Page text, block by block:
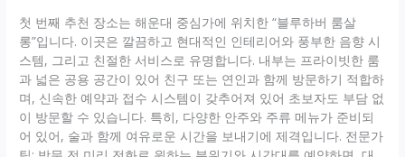
첫 번째 추천 장소는 해운대 중심가에 위치한 “블루하버 룸살
롱”입니다. 이곳은 깔끔하고 현대적인 인테리어와 풍부한 음향 시
스템, 그리고 친절한 서비스로 유명합니다. 내부는 프라이빗한 룸
과 넓은 공용 공간이 있어 친구 또는 연인과 함께 방문하기 적합하
며, 신속한 예약과 접수 시스템이 갖추어져 있어 초보자도 부담 없
이 방문할 수 있습니다. 특히, 다양한 안주와 주류 메뉴가 준비되
어 있어, 술과 함께 여유로운 시간을 보내기에 제격입니다. 전문가